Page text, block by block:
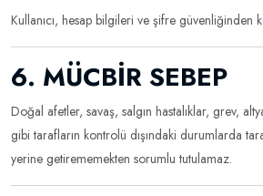
Kullanıcı, hesap bilgileri ve şifre güvenliğinden
6. MÜCBİR SEBEP
Doğal afetler, savaş, salgın hastalıklar, grev,
gibi tarafların kontrolü dışındaki durumlarda
yerine getirememekten sorumlu tutulamaz.